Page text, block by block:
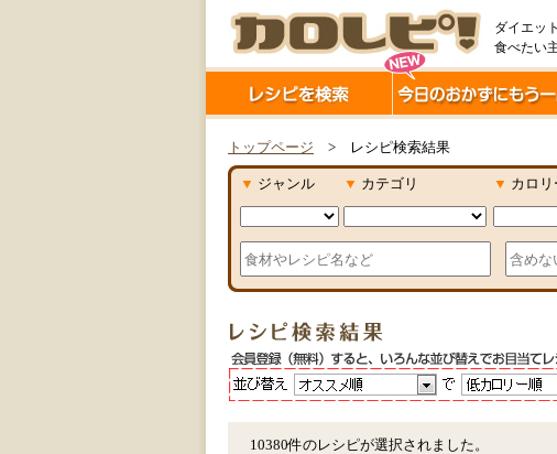
ダイエッ
食べたい
トップページ > レシピ検索結果
▼ ジャンル ▼ カテゴリ ▼ カロリ
10380件のレシピが選択されました。